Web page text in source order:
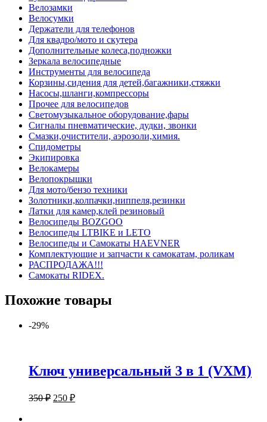
Велозамки
Велосумки
Держатели для телефонов
Для квадро/мото и скутера
Дополнительные колеса,подножки
Зеркала велосипедные
Инструменты для велосипеда
Корзины,сидения для детей,багажники,стяжки
Насосы,шланги,компрессоры
Прочее для велосипедов
Светомузыкальное оборудование,фары
Сигналы пневматические, дудки, звонки
Смазки,очистители, аэрозоли,химия.
Спидометры
Экипировка
Велокамеры
Велопокрышки
Для мото/бензо техники
Золотники,колпачки,ниппеля,резинки
Латки для камер,клей резиновый
Велосипеды BOZGOO
Велосипеды LTBIKE и LETO
Велосипеды и Самокаты HAEVNER
Комплектующие и запчасти к самокатам, роликам
РАСПРОДАЖА!!!
Самокаты RIDEX.
Похожие товары
-29%
Ключ универсальный 3 в 1 (VXM)
350₽ 250 ₽